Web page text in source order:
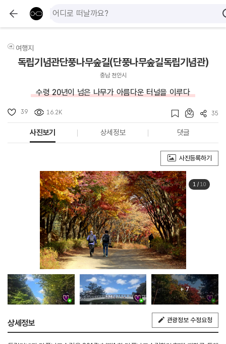
여행지
독립기념관단풍나무숲길(단풍나무숲길독립기념관)
충남 천안시
수령 20년이 넘은 나무가 아름다운 터널을 이루다
39 16.2K 35
사진보기 상세정보 댓글
사진등록하기
1/ 10
+ 7
상세정보 관광정보 수정요청